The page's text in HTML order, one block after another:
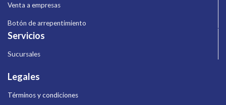
Venta a empresas
Botón de arrepentimiento
Servicios
Sucursales
Legales
Términos y condiciones